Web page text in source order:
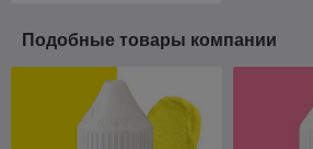
Подобные товары компании